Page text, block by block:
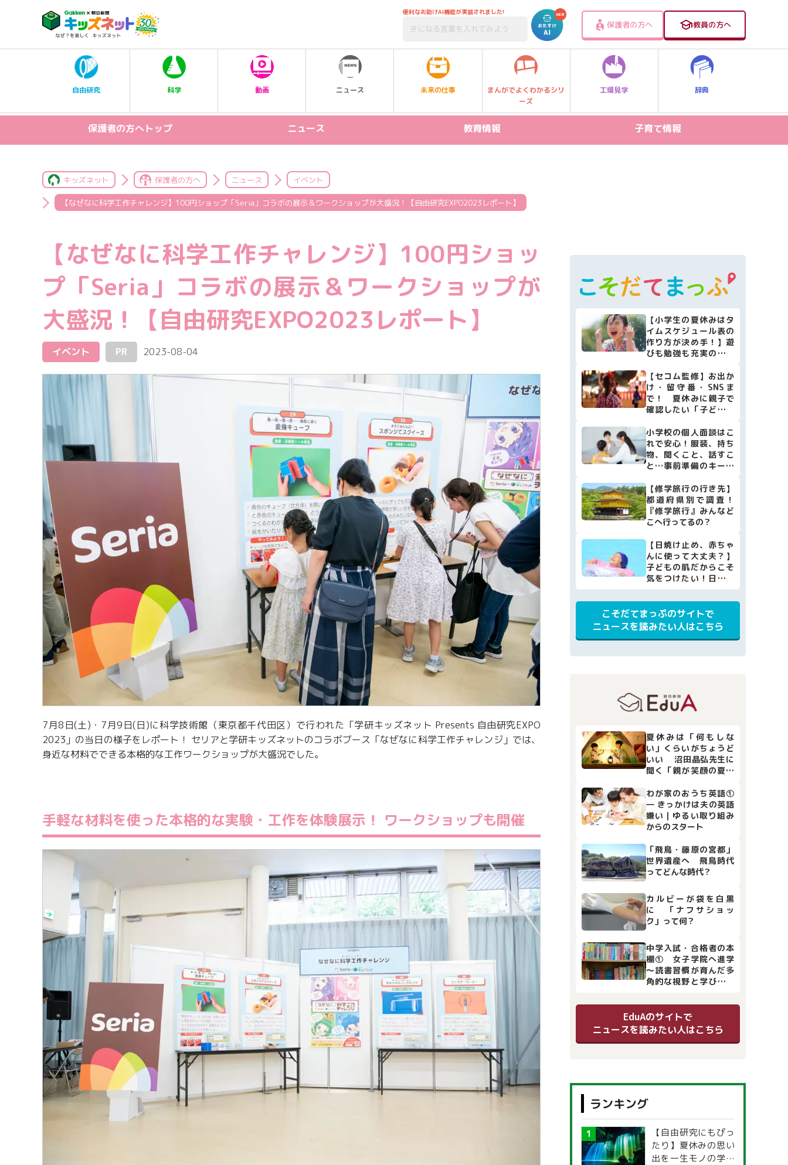
便利なお助けAI機能が実装されました!
保護者の方へ 教員の方へ
自由研究 科学 動画 ニュース 未来の仕事
まんがでよくわかるシリ
ーズ
工場見学 辞典
保護者の方へトップ ニュース
新製品
イベント
教育情報
受験
SDGs
子育て情報
本・映画
子育て情報全般
キッズネット 保護者の方へ ニュース イベント
【なぜなに科学工作チャレンジ】100円ショップ「Seria」コラボの展示＆ワークショップが大盛況！【自由研究EXPO2023レポート】
【なぜなに科学工作チャレンジ】100円ショッ
プ「Seria」コラボの展示＆ワークショップが
大盛況！【自由研究EXPO2023レポート】
イベント PR 2023-08-04
7月8日(土)・7月9日(日)に科学技術館（東京都千代田区）で行われた「学研キッズネット Presents 自由研究EXPO
2023」の当日の様子をレポート！ セリアと学研キッズネットのコラボブース「なぜなに科学工作チャレンジ」では、
身近な材料でできる本格的な工作ワークショップが大盛況でした。
手軽な材料を使った本格的な実験・工作を体験展示！ ワークショップも開催
【小学生の夏休みはタ
イムスケジュール表の
作り方が決め手！】遊
びも勉強も充実の計画
【セコム監修】お出か
け・留守番・SNSま
で！ 夏休みに親子で
確認したい「子どもの
小学校の個人面談はこ
れで安心！服装、持ち
物、聞くこと、話すこ
と…事前準備のキーポ
【修学旅行の行き先】
都道府県別で調査！
『修学旅行』みんなど
こへ行ってるの？
【日焼け止め、赤ちゃ
んに使って大丈夫？】
子どもの肌だからこそ
気をつけたい！日焼け
止めの選び方・使い方
[小児科医監修]
こそだてまっぷのサイトで
ニュースを読みたい人はこちら
夏休みは「何もしな
い」くらいがちょうど
いい 沼田晶弘先生に
聞く「親が笑顔の夏休
わが家のおうち英語①
― きっかけは夫の英語
嫌い｜ゆるい取り組み
からのスタート
「飛鳥・藤原の宮都」
世界遺産へ 飛鳥時代
ってどんな時代？
カルビーが袋を白黒
に 「ナフサショッ
ク」って何？
中学入試・合格者の本
棚① 女子学院へ進学
～読書習慣が育んだ多
角的な視野と学びの土
EduAのサイトで
ニュースを読みたい人はこちら
ランキング
【自由研究にもぴっ
たり】夏休みの思い
出を一生モノの学び